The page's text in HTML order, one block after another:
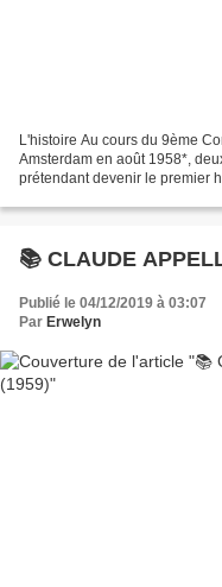
L'histoire Au cours du 9ème
Amsterdam en août 1958*,
prétendant devenir le premier
📚 CLAUDE
Publié le 04/12/2019 à 03:07
Par Erwelyn